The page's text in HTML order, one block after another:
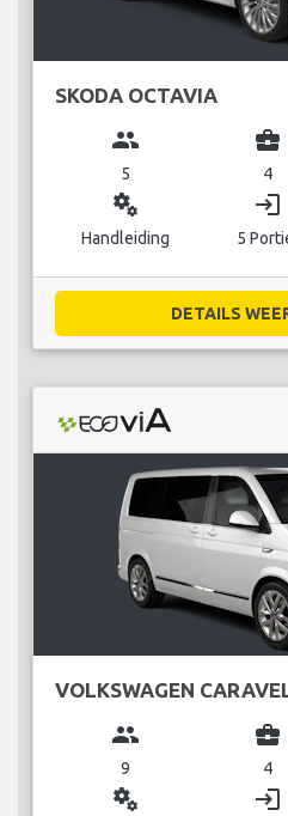
SKODA OCTAVIA
group
5
business_center
4
miscellaneous_services
Handleiding
login
5
DETAILS
VOLKSWAGEN
group
9
business_center
4
miscellaneous_services login